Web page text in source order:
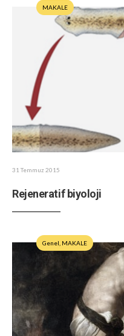
MAKALE
31 Temmuz 2015
Rejeneratif biyoloji
Genel MAKALE